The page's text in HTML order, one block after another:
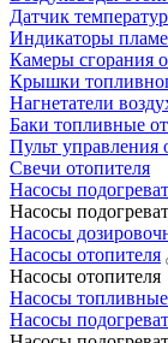
Датчик
Индикаторы
Камеры сгорания
Крышки
Нагнетатели
Баки топливные
Пульт управления
Свечи отопителя
Насосы
Насосы
Насосы
Насосы отопителя
Насосы отопителя
Насосы
Насосы